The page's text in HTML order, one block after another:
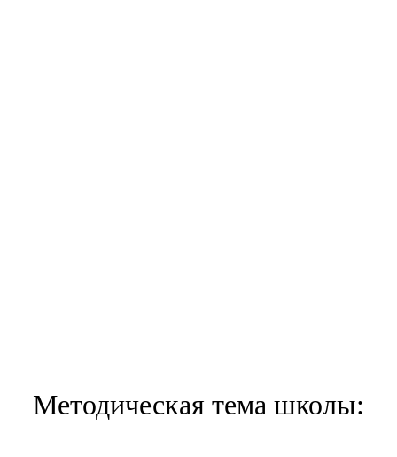
Методическая тема школы: